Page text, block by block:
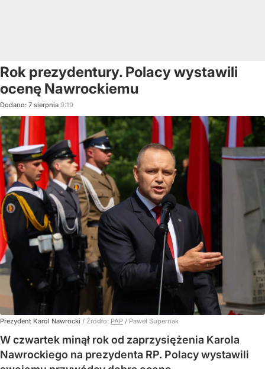
Rok prezydentury. Polacy wystawili
ocenę Nawrockiemu
Dodano: 7 sierpnia 9:19
Prezydent Karol Nawrocki / Źródło: PAP / Paweł Supernak
W czwartek minął rok od zaprzysiężenia Karola
Nawrockiego na prezydenta RP. Polacy wystawili